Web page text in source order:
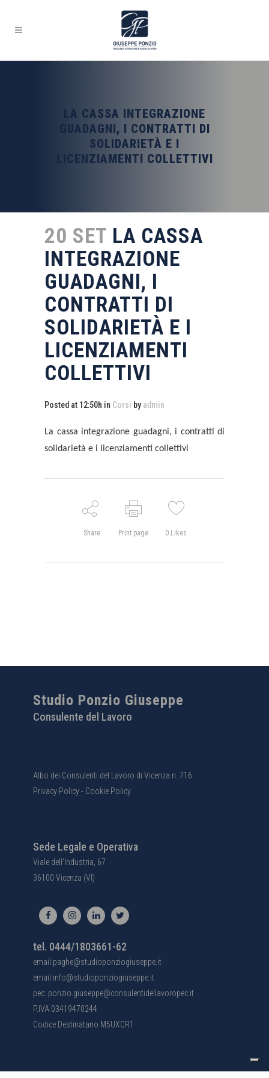
LA CASSA INTEGRAZIONE
GUADAGNI, I CONTRATTI DI
SOLIDARIETÀ E I
LICENZIAMENTI COLLETTIVI
20 SET LA CASSA
INTEGRAZIONE
GUADAGNI, I
CONTRATTI DI
SOLIDARIETÀ E I
LICENZIAMENTI
COLLETTIVI
Posted at 12:50h in Corsi by admin
La cassa integrazione guadagni, i contratti di
solidarietà e i licenziamenti collettivi
Share Print page 0 Likes
Studio Ponzio Giuseppe
Consulente del Lavoro
Albo dei Consulenti del Lavoro di Vicenza n. 716
Privacy Policy- Cookie Policy
Sede Legale e Operativa
Viale dell'Industria, 67
36100 Vicenza (VI)
tel. 0444/1803661-62
email:paghe@studioponziogiuseppe.it
email:info@studioponziogiuseppe.it
pec: ponzio.giuseppe@consulentidellavoropec.it
P.IVA 03419470244
Codice Destinatario M5UXCR1